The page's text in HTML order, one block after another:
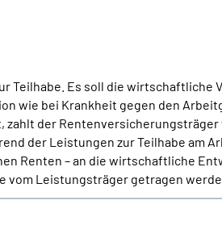
Es soll die wirtschaftliche
wie bei Krankheit gegen den
der
der Leistungen zur Teilhabe am
Renten – an die wirtschaftliche
vom Leistungsträger getragen